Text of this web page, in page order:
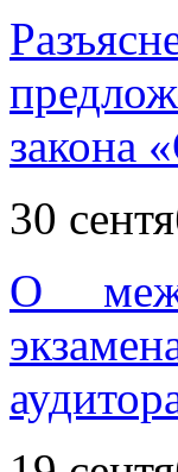
закона
30
О